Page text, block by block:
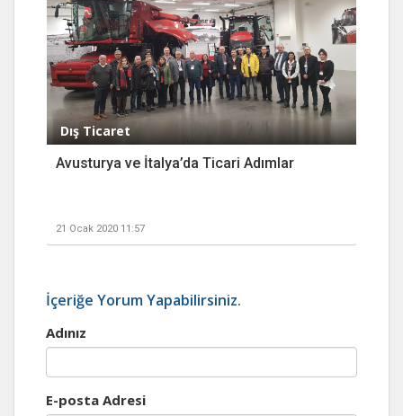
Dış Ticaret
Avusturya ve İtalya’da Ticari Adımlar
21 Ocak 2020 11:57
İçeriğe Yorum Yapabilirsiniz.
Adınız
E-posta Adresi